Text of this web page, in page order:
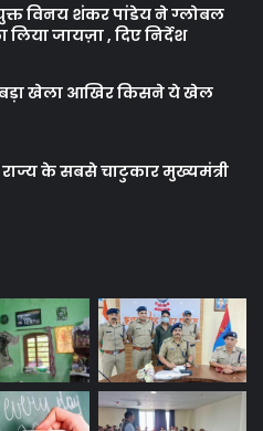
विनय शंकर पांडेय ने ग्लोबल
जायज़ा , दिए निर्देश
मे बड़ा खेला आखिर किसने ये खेल
के सबसे चाटुकार मुख्यमंत्री